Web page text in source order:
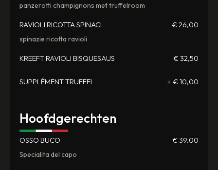
panzerotti champignons met truffelroom
RAVIOLI RICOTTA SPINACI € 26,00
spinazie ricotta ravioli
KREEFT RAVIOLI BISQUESAUS € 32,50
SUPPLÉMENT TRUFFEL + € 10,00
Hoofdgerechten
OSSO BUCO € 39.00
Specialita del capo